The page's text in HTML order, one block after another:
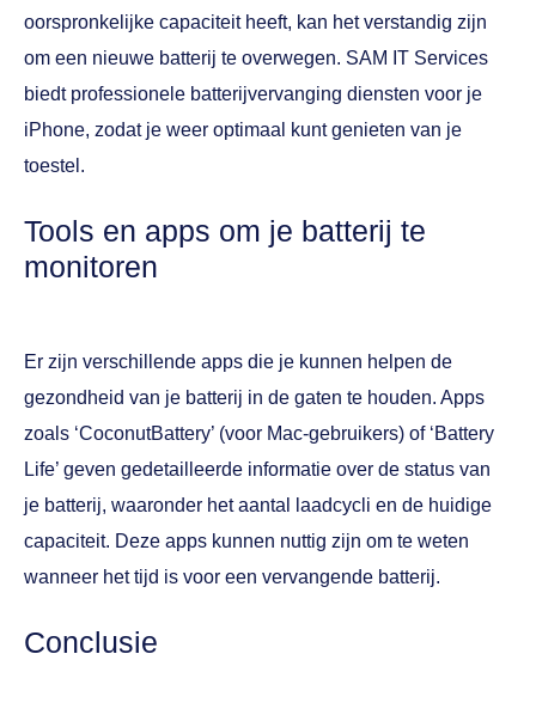
oorspronkelijke capaciteit heeft, kan het verstandig zijn
om een nieuwe batterij te overwegen. SAM IT Services
biedt professionele batterijvervanging diensten voor je
iPhone, zodat je weer optimaal kunt genieten van je
toestel.
Tools en apps om je batterij te
monitoren
Er zijn verschillende apps die je kunnen helpen de
gezondheid van je batterij in de gaten te houden. Apps
zoals ‘CoconutBattery’ (voor Mac-gebruikers) of ‘Battery
Life’ geven gedetailleerde informatie over de status van
je batterij, waaronder het aantal laadcycli en de huidige
capaciteit. Deze apps kunnen nuttig zijn om te weten
wanneer het tijd is voor een vervangende batterij.
Conclusie